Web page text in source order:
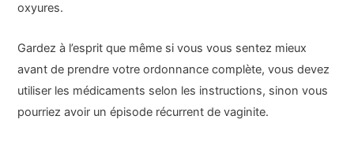
oxyures.
Gardez à l’esprit que même si vous vous sentez mieux
avant de prendre votre ordonnance complète, vous devez
utiliser les médicaments selon les instructions, sinon vous
pourriez avoir un épisode récurrent de vaginite.